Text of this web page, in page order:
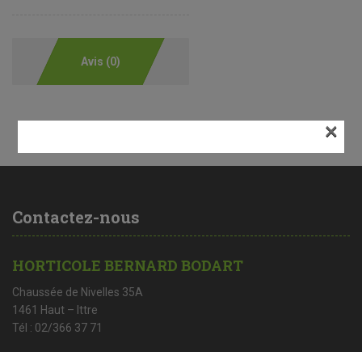
Avis (0)
Contactez-nous
HORTICOLE BERNARD BODART
Chaussée de Nivelles 35A
1461 Haut – Ittre
Tél : 02/366 37 71
×